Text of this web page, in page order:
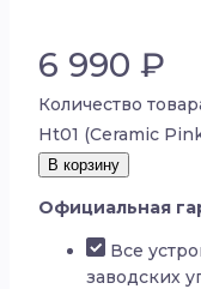
6 990 ₽
Количество
Ht01 (Ceramic
В корзину
Официальная
Все
заводских